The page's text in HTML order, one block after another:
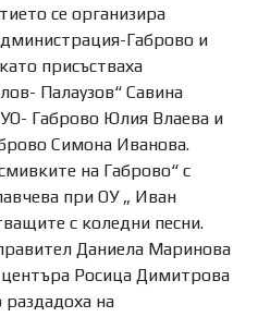
се организира
Габрово и
присъстваха
Палаузов“ Савина
Габрово Юлия Влаева и
Симона Иванова.
на Габрово“ с
при ОУ „ Иван
с коледни песни.
Даниела Маринова
Росица Димитрова
на